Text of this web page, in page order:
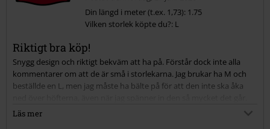
Skicka kommentar
Din längd i meter (t.ex. 1,73): 1.75
Vilken storlek köpte du?: L
Riktigt bra köp!
Snygg design och riktigt bekväm att ha på. Förstår dock inte alla
kommentarer om att de är små i storlekarna. Jag brukar ha M och
beställde en L, men jag måste ha bälte på för att den inte ska åka
Funkar bra med bälte, inga problem alls, men en M som jag brukar
Läs mer